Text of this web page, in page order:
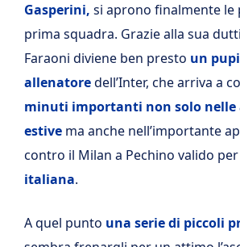
Gasperini, si aprono finalmente le
prima squadra. Grazie alla sua
Faraoni diviene ben presto un
allenatoredell’Inter, che arriva a
minuti importanti non solo nelle
estive ma anche nell’importante
contro il Milan a Pechino valido per
italiana.
A quel punto una serie di piccoli